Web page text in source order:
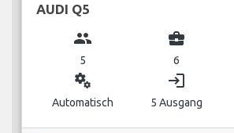
AUDI Q5
group
5
business_center
6
miscellaneous_services
Automatisch
login
5 Ausgang